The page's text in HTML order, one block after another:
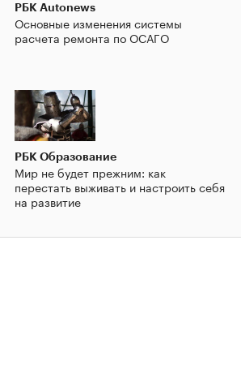
РБК Autonews
Основные изменения системы
расчета ремонта по ОСАГО
РБК Образование
Мир не будет прежним: как
перестать выживать и настроить себя
на развитие